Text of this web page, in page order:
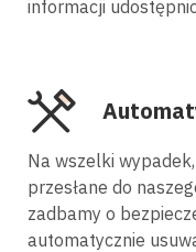
informacji
Na wszelki
przesłane do
zadbamy o
automatycznie